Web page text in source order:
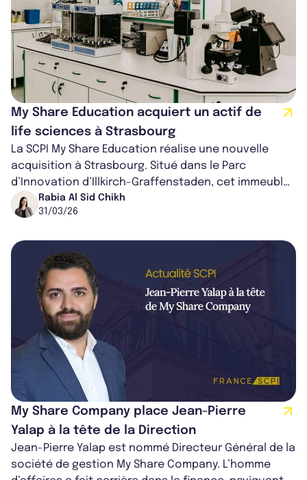
My Share Education acquiert un actif de
life sciences à Strasbourg
La SCPI My Share Education réalise une nouvelle
acquisition à Strasbourg. Situé dans le Parc
d’Innovation d’Illkirch-Graffenstaden, cet immeuble
jouit d’un environnement dynamique...
Rabia Al Sid Chikh
31/03/26
My Share Company place Jean-Pierre
Yalap à la tête de la Direction
Jean-Pierre Yalap est nommé Directeur Général de la
société de gestion My Share Company. L’homme